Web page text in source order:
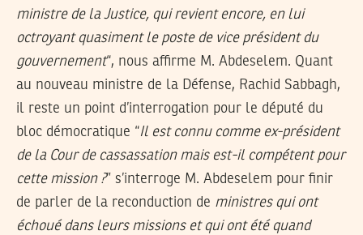
ministre de la Justice, qui revient encore, en lui
octroyant quasiment le poste de vice président du
gouvernement“, nous affirme M. Abdeselem. Quant
au nouveau ministre de la Défense, Rachid Sabbagh,
il reste un point d’interrogation pour le député du
bloc démocratique “Il est connu comme ex-président
de la Cour de cassassation mais est-il compétent pour
cette mission ?” s’interroge M. Abdeselem pour finir
de parler de la reconduction de ministres qui ont
échoué dans leurs missions et qui ont été quand